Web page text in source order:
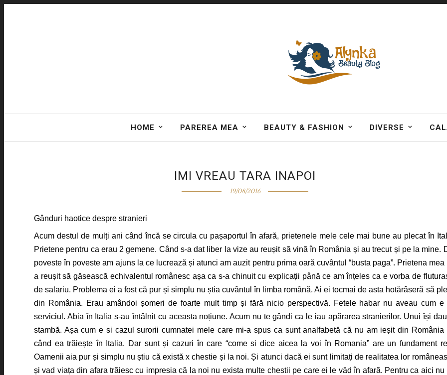
HOME PAREREA MEA BEAUTY & FASHION DIVERSE
IMI VREAU TARA INAPOI
19/08/2016
Gânduri haotice despre stranieri
Acum destul de mulți ani când încă se circula cu pașaportul în afară, prietenele mele cele mai bune au plecat în
Prietene pentru ca erau 2 gemene. Când s-a dat liber la vize au reușit să vină în România și au trecut și pe la mine.
poveste în poveste am ajuns la ce lucrează și atunci am auzit pentru prima oară cuvântul “busta paga”. Prietena mea
a reușit să găsească echivalentul românesc așa ca s-a chinuit cu explicații până ce am înțeles ca e vorba de
de salariu. Problema ei a fost că pur și simplu nu știa cuvântul în limba română. Ai ei tocmai de asta hotărâseră să
din România. Erau amândoi șomeri de foarte mult timp și fără nicio perspectivă. Fetele habar nu aveau cum e
serviciul. Abia în Italia s-au întâlnit cu aceasta noțiune. Acum nu te gândi ca le iau apărarea stranierilor. Unui își
stambă. Așa cum e si cazul surorii cumnatei mele care mi-a spus ca sunt analfabetă că nu am ieșit din România
când ea trăiește în Italia. Dar sunt și cazuri în care “come si dice aicea la voi în Romania” are un fundament
Oamenii aia pur și simplu nu știu că există x chestie și la noi. Și atunci dacă ei sunt limitați de realitatea lor
și vad viața din afara trăiesc cu impresia că la noi nu exista multe chestii pe care ei le văd în afară. Pentru ca aici nu